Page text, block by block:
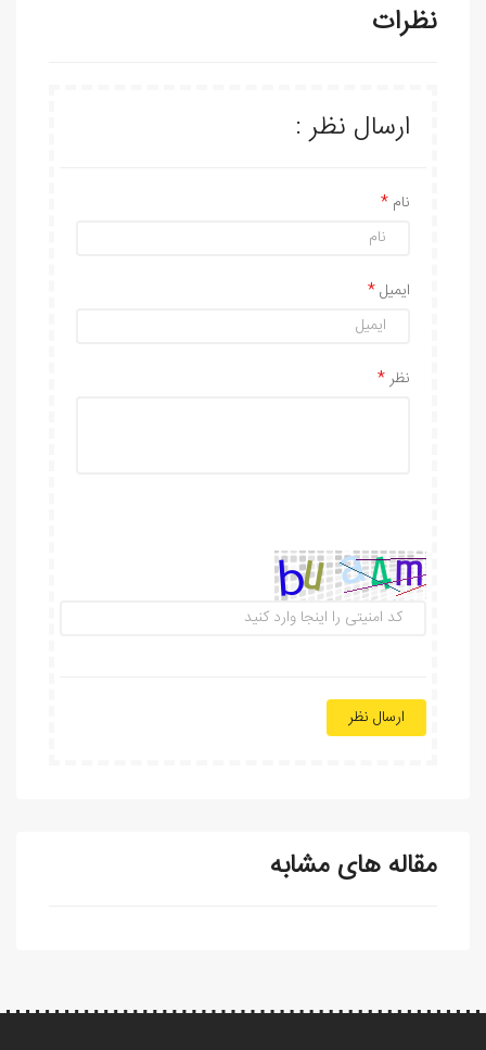
نظرات
ارسال نظر :
نام
ایمیل
نظر
ارسال نظر
مقاله های مشابه